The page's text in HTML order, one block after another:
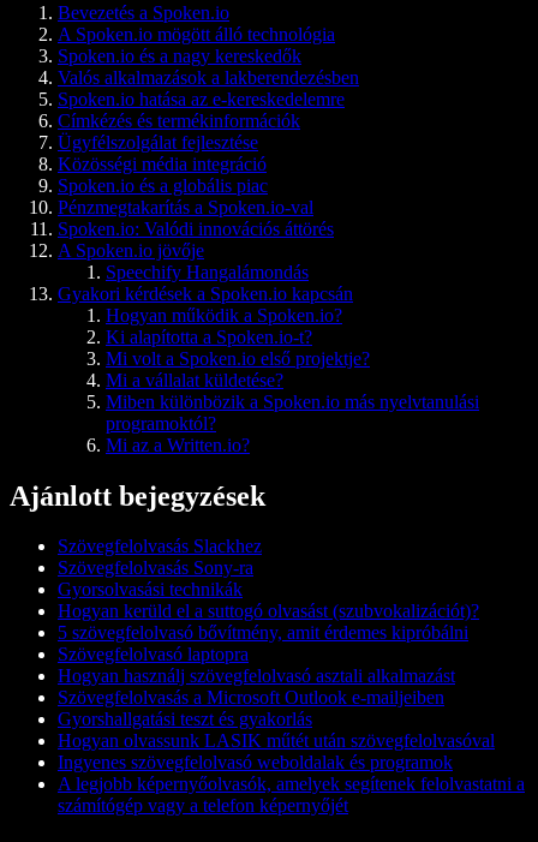
Bevezetés a Spoken.io
A Spoken.io mögött álló technológia
Spoken.io és a nagy kereskedők
Valós alkalmazások a lakberendezésben
Spoken.io hatása az e-kereskedelemre
Címkézés és termékinformációk
Ügyfélszolgálat fejlesztése
Közösségi média integráció
Spoken.io és a globális piac
Pénzmegtakarítás a Spoken.io-val
Spoken.io: Valódi innovációs áttörés
A Spoken.io jövője
Speechify Hangalámondás
Gyakori kérdések a Spoken.io kapcsán
Hogyan működik a Spoken.io?
Ki alapította a Spoken.io-t?
Mi volt a Spoken.io első projektje?
Mi a vállalat küldetése?
Miben különbözik a Spoken.io más nyelvtanulási
programoktól?
Mi az a Written.io?
Ajánlott bejegyzések
Szövegfelolvasás Slackhez
Szövegfelolvasás Sony-ra
Gyorsolvasási technikák
Hogyan kerüld el a suttogó olvasást (szubvokalizációt)?
5 szövegfelolvasó bővítmény, amit érdemes kipróbálni
Szövegfelolvasó laptopra
Hogyan használj szövegfelolvasó asztali alkalmazást
Szövegfelolvasás a Microsoft Outlook e-mailjeiben
Gyorshallgatási teszt és gyakorlás
Hogyan olvassunk LASIK műtét után szövegfelolvasóval
Ingyenes szövegfelolvasó weboldalak és programok
A legjobb képernyőolvasók, amelyek segítenek felolvastatni a
számítógép vagy a telefon képernyőjét